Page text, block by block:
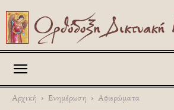
Αρχική Ενημέρωση Αφιερώματα